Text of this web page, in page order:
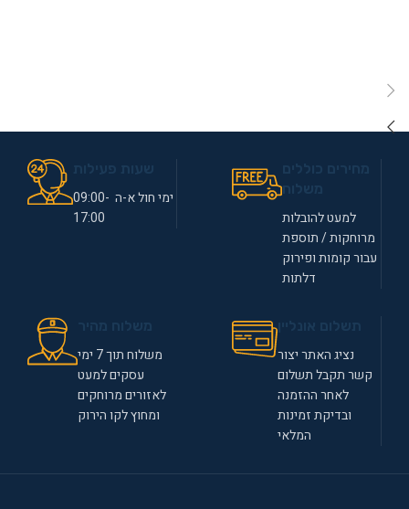
למעט להובלות
מרוחקות / תוספת
עבור קומות ופירוק
דלתות
ימי חול א-ה 09:00-
17:00
נציג האתר יצור
קשר תקבל תשלום
לאחר ההזמנה
ובדיקת זמינות
המלאי
משלוח תוך 7 ימי
עסקים למעט
לאזורים מרוחקים
ומחוץ לקו הירוק